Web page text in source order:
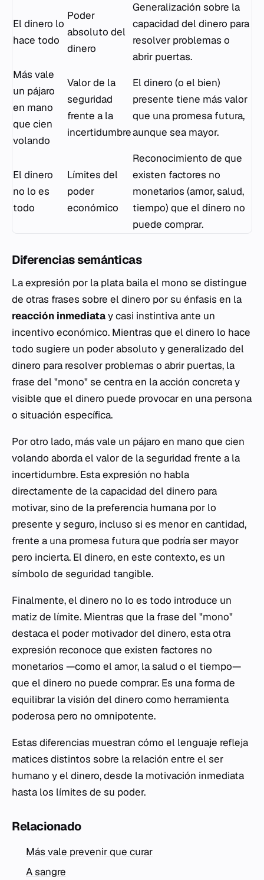
El dinero lo
hace todo
Poder
absoluto del
dinero
Generalización sobre la
capacidad del dinero para
resolver problemas o
abrir puertas.
Más vale
un pájaro
en mano
que cien
volando
Valor de la
seguridad
frente a la
incertidumbre
El dinero (o el bien)
presente tiene más valor
que una promesa futura,
aunque sea mayor.
El dinero
no lo es
todo
Límites del
poder
económico
Reconocimiento de que
existen factores no
monetarios (amor, salud,
tiempo) que el dinero no
puede comprar.
Diferencias semánticas
La expresión por la plata baila el mono se distingue
de otras frases sobre el dinero por su énfasis en la
reacción inmediatay casi instintiva ante un
incentivo económico. Mientras que el dinero lo hace
todo sugiere un poder absoluto y generalizado del
dinero para resolver problemas o abrir puertas, la
frase del "mono" se centra en la acción concreta y
visible que el dinero puede provocar en una persona
o situación específica.
Por otro lado, más vale un pájaro en mano que cien
volando aborda el valor de la seguridad frente a la
incertidumbre. Esta expresión no habla
directamente de la capacidad del dinero para
motivar, sino de la preferencia humana por lo
presente y seguro, incluso si es menor en cantidad,
frente a una promesa futura que podría ser mayor
pero incierta. El dinero, en este contexto, es un
símbolo de seguridad tangible.
Finalmente,el dinero no lo es todo introduce un
matiz de límite. Mientras que la frase del "mono"
destaca el poder motivador del dinero, esta otra
expresión reconoce que existen factores no
monetarios —como el amor, la salud o el tiempo—
que el dinero no puede comprar. Es una forma de
equilibrar la visión del dinero como herramienta
poderosa pero no omnipotente.
Estas diferencias muestran cómo el lenguaje refleja
matices distintos sobre la relación entre el ser
humano y el dinero, desde la motivación inmediata
hasta los límites de su poder.
Relacionado
Más vale prevenir que curar
A sangre